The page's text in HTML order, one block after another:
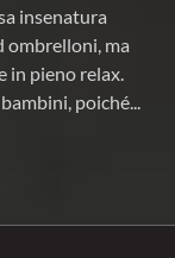
insenatura
ombrelloni, ma
in pieno relax.
poiché